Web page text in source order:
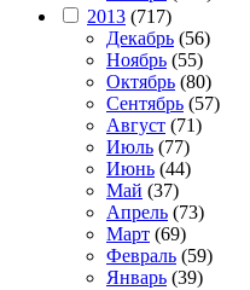
2013 (717)
Декабрь (56)
Ноябрь (55)
Октябрь (80)
Сентябрь (57)
Август (71)
Июль (77)
Июнь (44)
Май (37)
Апрель (73)
Март (69)
Февраль (59)
Январь (39)